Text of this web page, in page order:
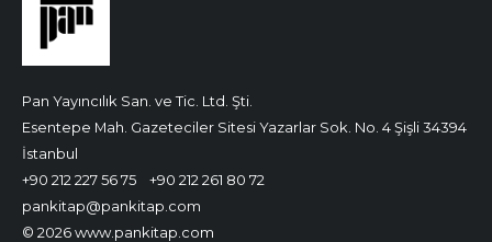
Pan Yayıncılık San. ve Tic. Ltd. Şti.
Esentepe Mah. Gazeteciler Sitesi Yazarlar Sok. No. 4 Şişli 34394
İstanbul
+90 212 227 56 75
+90 212 261 80 72
pankitap@pankitap.com
© 2026 www.pankitap.com